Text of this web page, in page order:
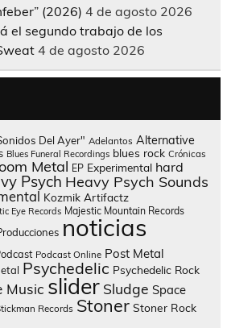
(2026) 4 de agosto 2026
el segundo trabajo de los
4 de agosto 2026
Del Ayer" Adelantos Alternative
Blues Funeral Recordings blues rock Crónicas
Metal EP Experimental hard
Psych Heavy Psych Sounds
Kozmik Artifactz
Eye Records Majestic Mountain Records
noticias
Podcast Online Post Metal
Psychedelic Psychedelic Rock
Music slider Sludge Space
Records Stoner Stoner Rock